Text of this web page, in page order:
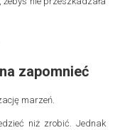
zapomnieć
marzeń.
niż zrobić. Jednak